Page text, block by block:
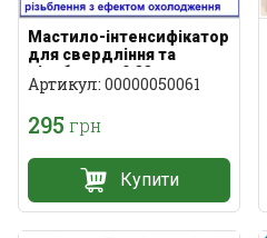
Мастило-інтенсифікатор
для свердління та
різьблення 0,33 кг
Артикул: 00000050061
295 грн
Купити